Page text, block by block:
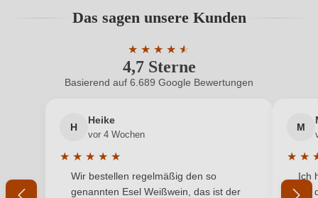
Enthält Sulfite
Bio-Kontrollstelle IT-BIO-004.380-0023518.2024.001
Bio-Kontrollstelle Shop DE-ÖKO-060
Das sagen unsere Kunden
4,7 Sterne
★ ★ ★ ★ ★
★
Durchschnittliche Bewertung von 4.7
Basierend auf 6.689 Google Bewertungen
H
Heike
vor 4 Wochen
★ ★ ★ ★ ★
Durchschnittliche Bewertung von 5 von 5 Sternen
Wir bestellen regelmäßig den so
genannten Esel Weißwein, das ist der
M
★ ★
Ich
mit